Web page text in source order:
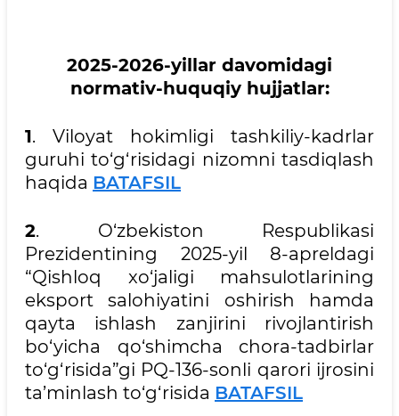
2025-2026-yillar davomidagi
normativ-huquqiy hujjatlar:
1. Viloyat hokimligi tashkiliy-kadrlar
guruhi to‘g‘risidagi nizomni tasdiqlash
haqida BATAFSIL
2. O‘zbekiston Respublikasi
Prezidentining 2025-yil 8-apreldagi
“Qishloq xo‘jaligi mahsulotlarining
eksport salohiyatini oshirish hamda
qayta ishlash zanjirini rivojlantirish
bo‘yicha qo‘shimcha chora-tadbirlar
to‘g‘risida”gi PQ-136-sonli qarori ijrosini
ta’minlash to‘g‘risida BATAFSIL